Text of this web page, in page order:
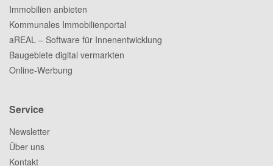
Immobilien anbieten
Kommunales Immobilienportal
aREAL – Software für Innenentwicklung
Baugebiete digital vermarkten
Online-Werbung
Service
Newsletter
Über uns
Kontakt